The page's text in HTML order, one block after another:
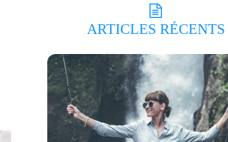
ARTICLES RÉCENTS